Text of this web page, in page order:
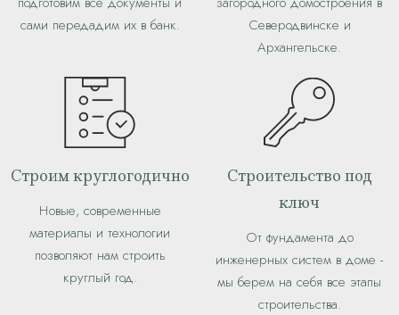
сами передадим их в банк.
Северодвинске и
Архангельске.
Строим круглогодично
Новые, современные
материалы и технологии
позволяют нам строить
круглый год.
Строительство под
ключ
От фундамента до
инженерных систем в доме -
мы берем на себя все этапы
строительства.